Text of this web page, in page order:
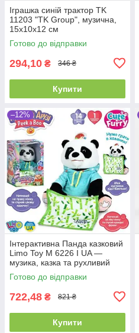
Іграшка синій трактор TK
11203 "TK Group", музична,
15х10х12 см
Готово до відправки
294,10 ₴ 346 ₴
Купити
–12%
Інтерактивна Панда казковий
Limo Toy M 6226 I UA —
музика, казка та рухливий
рот, ідеально для малюка
Готово до відправки
722,48 ₴ 821 ₴
Купити